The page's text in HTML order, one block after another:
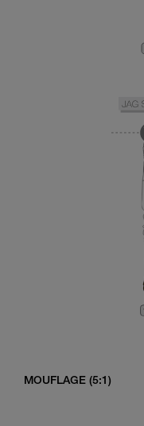
MOUFLAGE (5:1)